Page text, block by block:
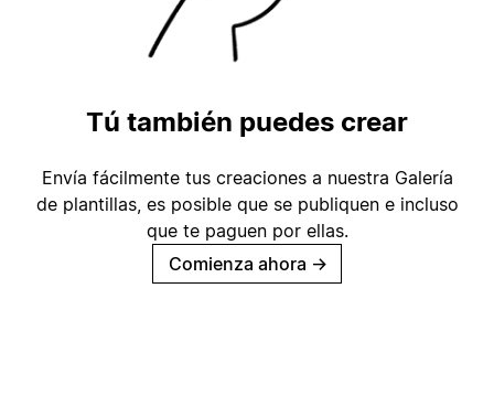
Tú también puedes crear
Envía fácilmente tus creaciones a nuestra Galería
de plantillas, es posible que se publiquen e incluso
que te paguen por ellas.
Comienza ahora →